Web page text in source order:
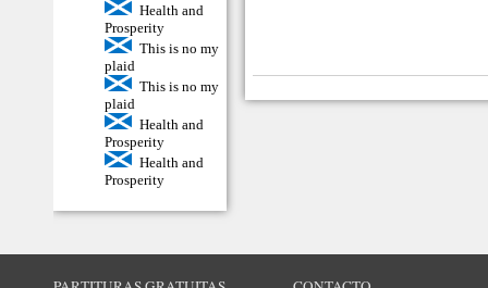
Health and
Prosperity
This is no my
plaid
This is no my
plaid
Health and
Prosperity
Health and
Prosperity